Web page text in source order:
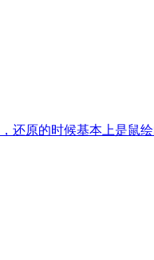
还原的时候基本上是鼠